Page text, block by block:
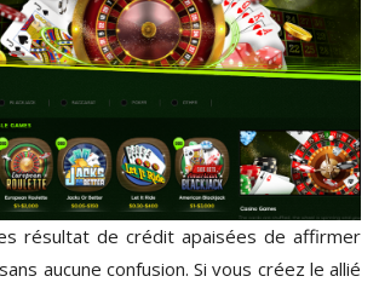
résultat de crédit apaisées de affirmer
aucune confusion. Si vous créez le allié